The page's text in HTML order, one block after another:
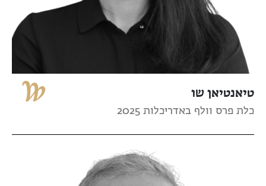
טיאנטיאן שו
כלת פרס וולף באדריכלות 2025